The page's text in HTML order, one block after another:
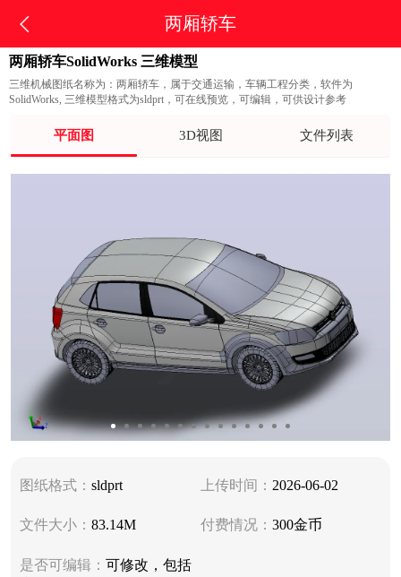
两厢轿车
两厢轿车SolidWorks 三维模型
三维机械图纸名称为：两厢轿车，属于交通运输，车辆工程分类，软件为
SolidWorks, 三维模型格式为sldprt，可在线预览，可编辑，可供设计参考
平面图 3D视图 文件列表
图纸格式： sldprt 上传时间： 2026-06-02
文件大小： 83.14M 付费情况： 300金币
是否可编辑： 可修改，包括